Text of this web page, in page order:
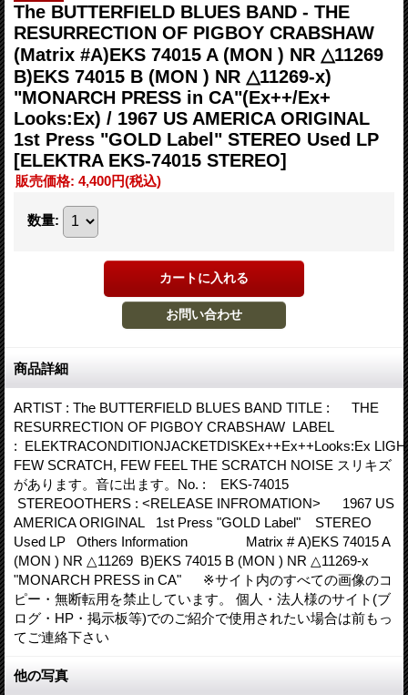
The BUTTERFIELD BLUES BAND - THE
RESURRECTION OF PIGBOY CRABSHAW
(Matrix #A)EKS 74015 A (MON ) NR △11269
B)EKS 74015 B (MON ) NR △11269-x)
"MONARCH PRESS in CA"(Ex++/Ex+
Looks:Ex) / 1967 US AMERICA ORIGINAL
1st Press "GOLD Label" STEREO Used LP
[ELEKTRA EKS-74015 STEREO]
販売価格: 4,400円(税込)
数量:
商品詳細
ARTIST : The BUTTERFIELD BLUES BAND TITLE : THE
RESURRECTION OF PIGBOY CRABSHAW LABEL
: ELEKTRACONDITIONJACKETDISKEx++Ex++Looks:Ex
FEW SCRATCH, FEW FEEL THE SCRATCH NOISE スリキズ
があります。音に出ます。No. : EKS-74015
STEREOOTHERS : <RELEASE INFROMATION> 1967 US
AMERICA ORIGINAL 1st Press "GOLD Label" STEREO
Used LP Others Information Matrix # A)EKS 74015 A
(MON ) NR △11269 B)EKS 74015 B (MON ) NR △11269-x
"MONARCH PRESS in CA" ※サイト内のすべての画像のコ
ピー・無断転用を禁止しています。 個人・法人様のサイト(ブ
ログ・HP・掲示板等)でのご紹介で使用されたい場合は前もっ
てご連絡下さい
他の写真